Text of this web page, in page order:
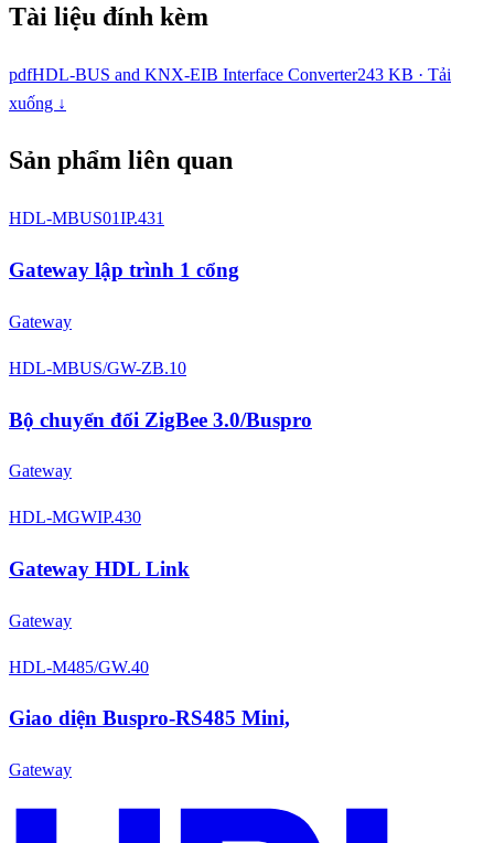
Tài liệu đính kèm
pdfHDL-BUS and KNX-EIB Interface Converter243 KB · Tải
xuống ↓
Sản phẩm liên quan
HDL-MBUS01IP.431
Gateway lập trình 1 cổng
Gateway
HDL-MBUS/GW-ZB.10
Bộ chuyển đổi ZigBee 3.0/Buspro
Gateway
HDL-MGWIP.430
Gateway HDL Link
Gateway
HDL-M485/GW.40
Giao diện Buspro-RS485 Mini,
Gateway